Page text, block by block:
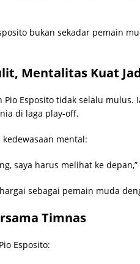
bukan sekadar pemain
Mentalitas Kuat
Esposito tidak selalu mulus.
di laga play-off.
mental:
saya harus melihat ke
sebagai pemain muda
Timnas
Esposito: